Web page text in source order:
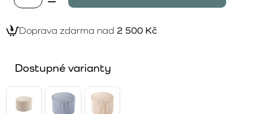
Doprava zdarma nad 2 500 Kč
Dostupné varianty